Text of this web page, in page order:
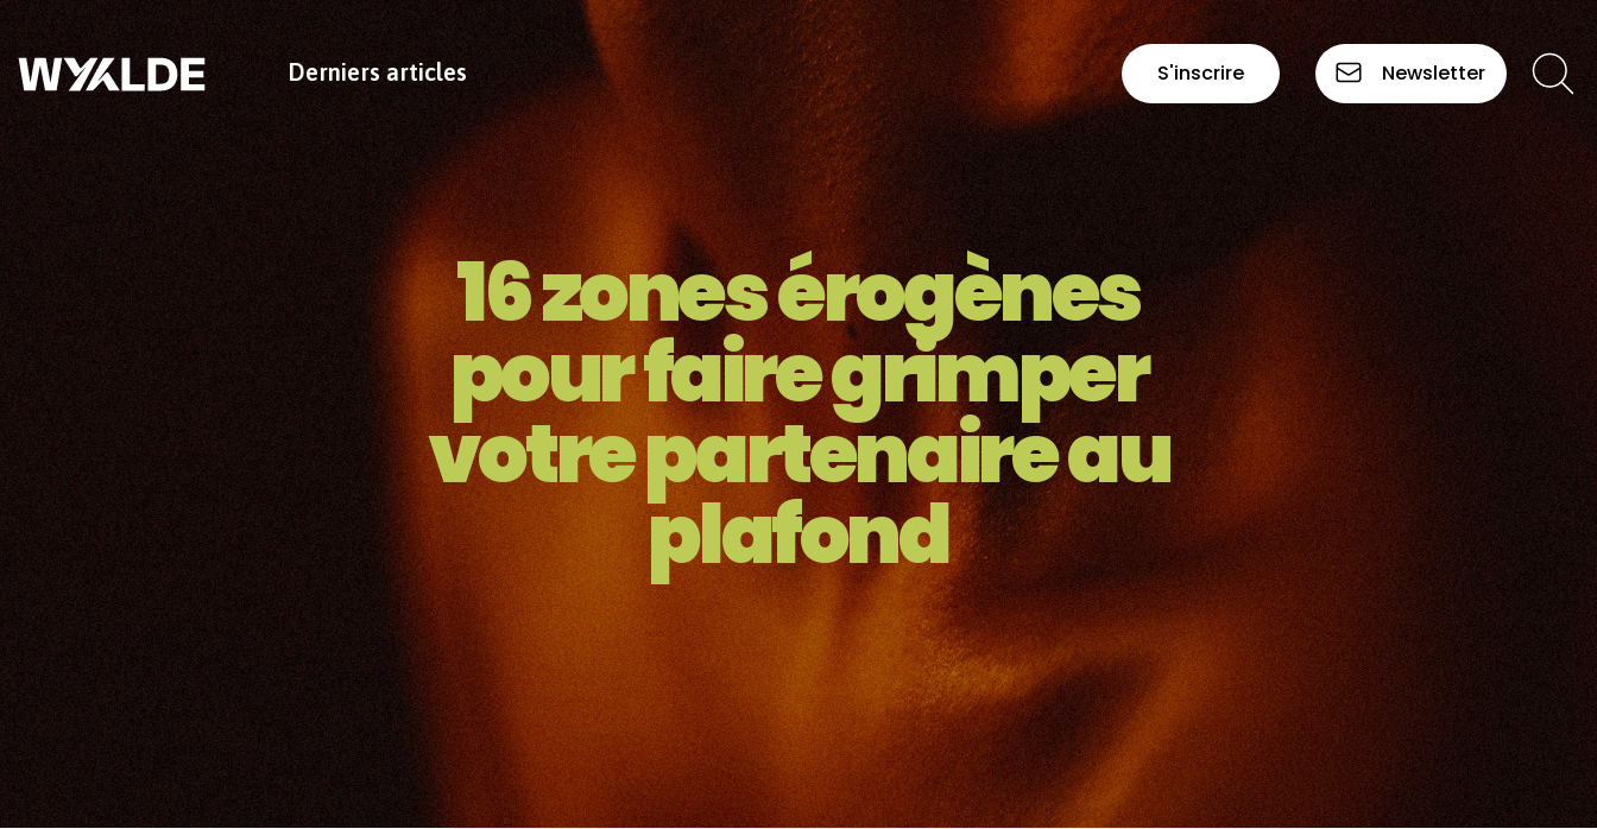
Derniers articles S'inscrire Newsletter
16 zones érogènes
pour faire grimper
votre partenaire au
plafond